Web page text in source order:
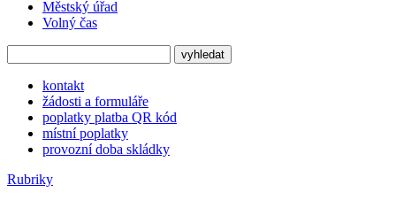
Městský úřad
Volný čas
kontakt
žádosti a formuláře
poplatky platba QR kód
místní poplatky
provozní doba skládky
Rubriky